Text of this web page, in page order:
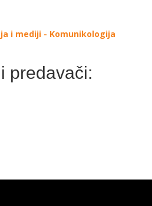
i mediji - Komunikologija
predavači: